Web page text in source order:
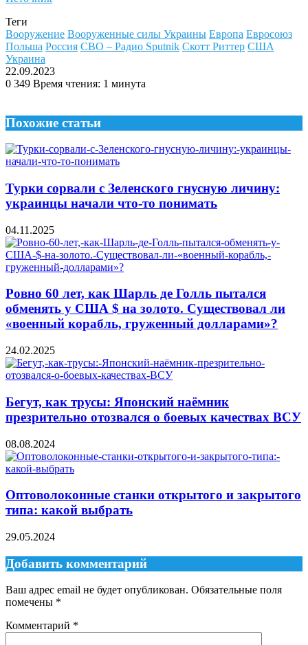
Теги
Вооружение Вооруженные силы Украины Европа Евросоюз
Польша Россия СВО – Радио Sputnik Скотт Риттер США
Украина
22.09.2023
0 349 Время чтения: 1 минута
Похожие статьи
Турки сорвали с Зеленского гнусную личину:
украинцы начали что-то понимать
04.11.2025
Ровно 60 лет, как Шарль де Голль пытался
обменять у США $ на золото. Существовал ли
«военный корабль, груженный долларами»?
24.02.2025
Бегут, как трусы: Японский наёмник
презрительно отозвался о боевых качествах ВСУ
08.08.2024
Оптоволоконные станки открытого и закрытого
типа: какой выбрать
29.05.2024
Добавить комментарий
Ваш адрес email не будет опубликован. Обязательные поля
помечены *
Комментарий *